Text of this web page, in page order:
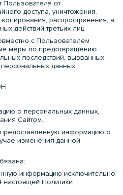
от
доступа, уничтожения,
распространения, а
действий третьих лиц.
с Пользователем
меры по предотвращению
последствий, вызванных
данных
о персональных данных,
Сайтом.
информацию о
изменения данной
информацию исключительно
настоящей Политики